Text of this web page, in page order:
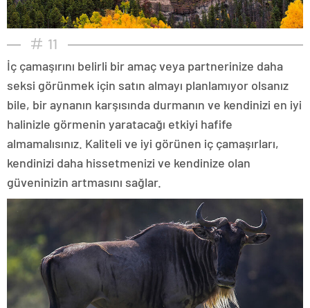
11
İç çamaşırını belirli bir amaç veya partnerinize daha
seksi görünmek için satın almayı planlamıyor olsanız
bile, bir aynanın karşısında durmanın ve kendinizi en iyi
halinizle görmenin yaratacağı etkiyi hafife
almamalısınız. Kaliteli ve iyi görünen iç çamaşırları,
kendinizi daha hissetmenizi ve kendinize olan
güveninizin artmasını sağlar.